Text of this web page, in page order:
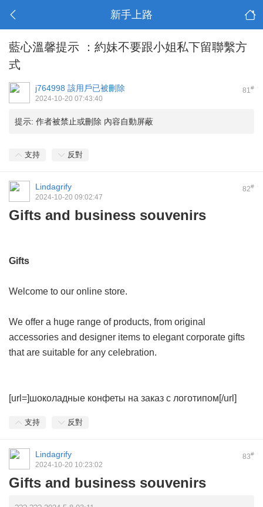
新手上路
藍心溫馨提示 ：約妹不要跟小姐私下留聯繫方
式
81#
j764998 該用戶已被刪除
2024-10-20 07:43:40
提示: 作者被禁止或刪除 內容自動屏蔽
支持 反對
82#
Lindagrify
2024-10-20 09:02:47
Gifts and business souvenirs
Gifts
Welcome to our online store.
We offer a huge range of products, from original
accessories and designer items to elegant corporate gifts
that are suitable for any celebration.
[url=]шоколадные конфеты на заказ с логотипом[/url]
支持 反對
83#
Lindagrify
2024-10-20 10:23:02
Gifts and business souvenirs